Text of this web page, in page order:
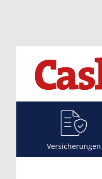
Versicherungen